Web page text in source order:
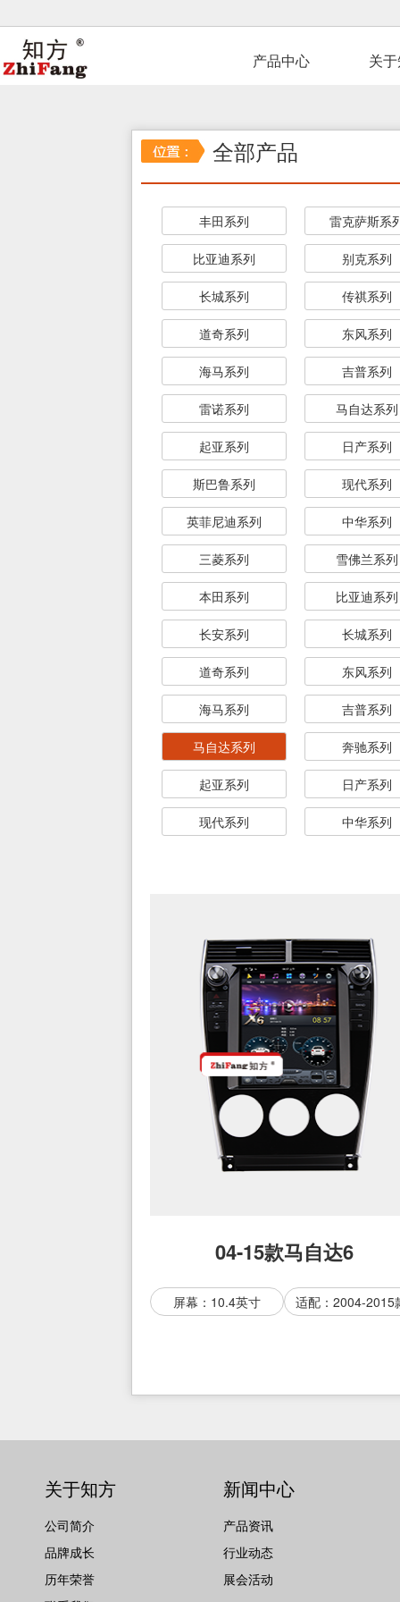
产品中心 关
全部产品
丰田系列 雷克萨斯系
比亚迪系列 别克系列
长城系列 传祺系列
道奇系列 东风系列
海马系列 吉普系列
雷诺系列 马自达系列
起亚系列 日产系列
斯巴鲁系列 现代系列
英菲尼迪系列 中华系列
三菱系列 雪佛兰系列
本田系列 比亚迪系列
长安系列 长城系列
道奇系列 东风系列
海马系列 吉普系列
马自达系列 奔驰系列
起亚系列 日产系列
现代系列 中华系列
04-15款马自达6
适配：2004-2015
屏幕：10.4英寸
关于知方
公司简介
品牌成长
历年荣誉
新闻中心
产品资讯
行业动态
展会活动